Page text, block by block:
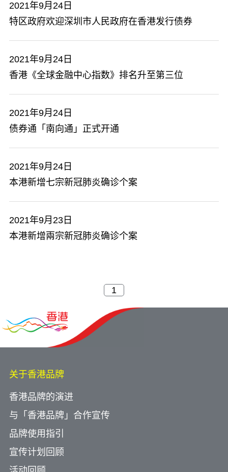
2021年9月24日
特区政府欢迎深圳市人民政府在香港发行债券
2021年9月24日
香港《全球金融中心指数》排名升至第三位
2021年9月24日
​债券通「南向通」正式开通
2021年9月24日
本港新增七宗新冠肺炎确诊个案
2021年9月23日
本港新增兩宗新冠肺炎确诊个案
关于香港品牌
香港品牌的演进
与「香港品牌」合作宣传
品牌使用指引
宣传计划回顾